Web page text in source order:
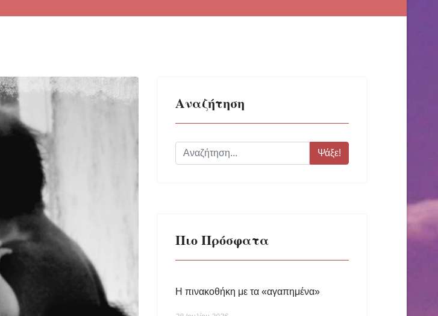
Αναζήτηση
Ψάξε!
Πιο Πρόσφατα
Η πινακοθήκη με τα «αγαπημένα»